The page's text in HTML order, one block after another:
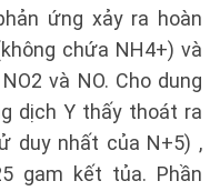
ứng xảy ra hoàn
chứa NH4+) và
và NO. Cho dung
dịch Y thấy thoát ra
duy nhất của N+5) ,
gam kết tủa. Phần